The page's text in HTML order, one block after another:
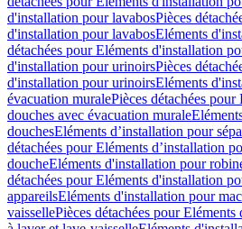
d'installation pour lavabosPièces
d'installation pour lavabosEléments
détachées pour Eléments d'installation
d'installation pour urinoirsPièces
d'installation pour urinoirsEléments
évacuation muralePièces détachées
douches avec évacuation murale
douchesEléments d’installation pour
détachées pour Eléments d’installation
doucheEléments d'installation pour
détachées pour Eléments d'installation
appareilsEléments d'installation pour
vaissellePièces détachées pour